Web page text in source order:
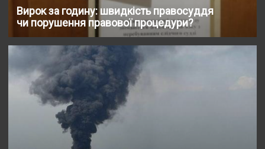
Вирок за годину: швидкість правосуддя
чи порушення правової процедури?